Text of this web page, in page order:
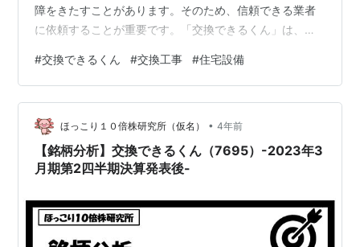
障をきたすことがあります。そのため、信頼できる業者
に依頼することが重要です。「交換できるくん」は、顧
決に力を入れています。本記事では、「交換できるく
ん」の交換工事サービスや苦情・トラブル対応について
詳しく紹介します。 ■交換できるくんとは？ 交換できる
くんは、住宅設備の交換工事を専門に行う企業で、見積
もりから注文までをインターネットで完結できるサービ
スを提供しています。給湯器、トイレ、コンロなどの
#交換できるくん #交換工事 #住宅設備
ほっこり１０倍株研究所（仮名） • 4年前
【銘柄分析】交換できるくん（7695）-2023年3
月期第2四半期決算発表後-